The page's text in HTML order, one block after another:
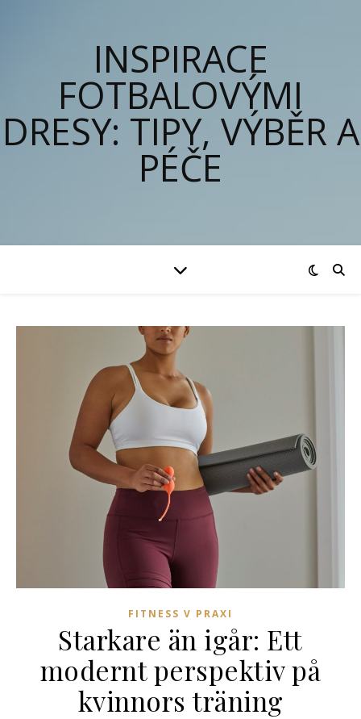
INSPIRACE
FOTBALOVÝMI
DRESY: TIPY, VÝBĚR A
PÉČE
FITNESS V PRAXI
Starkare än igår: Ett
modernt perspektiv på
kvinnors träning